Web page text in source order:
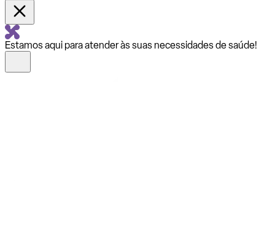
Estamos aqui para atender às suas necessidades de saúde!